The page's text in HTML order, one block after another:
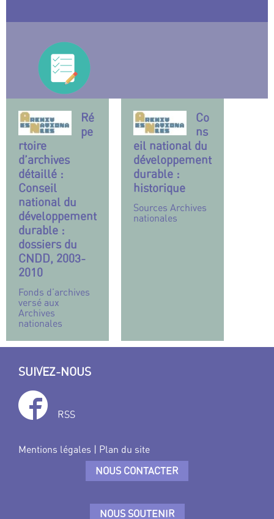
Ré
pe
rtoire
d’archives
détaillé :
Conseil
national du
développement
durable :
dossiers du
CNDD, 2003-
2010
Fonds d’archives
versé aux
Archives
nationales
Co
ns
eil national du
développement
durable :
historique
Sources Archives
nationales
SUIVEZ-NOUS
RSS
Mentions légales | Plan du site
NOUS CONTACTER
NOUS SOUTENIR